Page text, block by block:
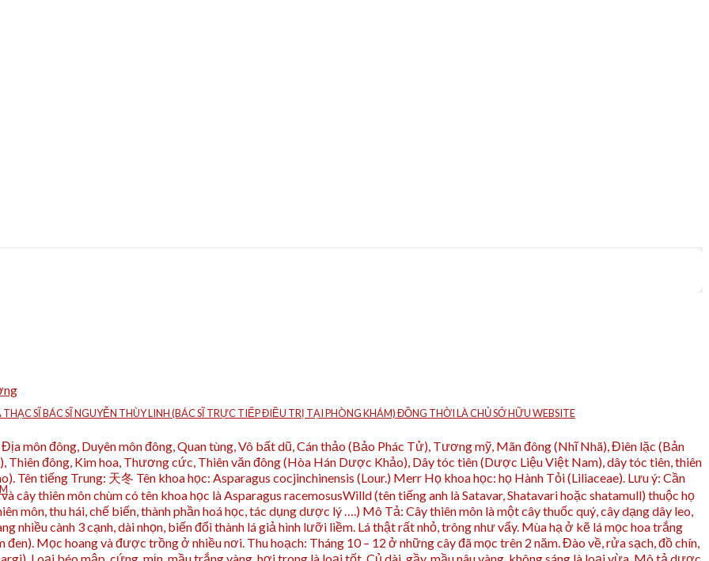
SĨ BÁC SĨ NGUYỄN THÙY LINH (BÁC SĨ TRỰC TIẾP ĐIỀU TRỊ TẠI PHÒNG KHÁM) ĐỒNG THỜI LÀ CHỦ SỞ HỮU WEBSITE
môn đông, Duyên môn đông, Quan tùng, Vô bất dũ, Cán thảo (Bảo Phác Tử), Tương mỹ, Mãn đông (Nhĩ Nhã), Điên lặc (Bản
Thiên đông, Kim hoa, Thương cức, Thiên văn đông (Hòa Hán Dược Khảo), Dây tóc tiên (Dược Liệu Việt Nam), dây tóc tiên, thiên
Tên tiếng Trung: 天冬 Tên khoa học: Asparagus cocjinchinensis (Lour.) Merr Họ khoa học: họ Hành Tỏi (Liliaceae). Lưu ý: Cần
cây thiên môn chùm có tên khoa học là Asparagus racemosusWilld (tên tiếng anh là Satavar, Shatavari hoặc shatamull) thuộc họ
môn, thu hái, chế biến, thành phần hoá học, tác dụng dược lý ….) Mô Tả: Cây thiên môn là một cây thuốc quý, cây dạng dây leo,
nhiều cành 3 cạnh, dài nhọn, biến đổi thành lá giả hình lưỡi liềm. Lá thật rất nhỏ, trông như vẩy. Mùa hạ ở kẽ lá mọc hoa trắng
đen). Mọc hoang và được trồng ở nhiều nơi. Thu hoạch: Tháng 10 – 12 ở những cây đã mọc trên 2 năm. Đào về, rửa sạch, đồ chín,